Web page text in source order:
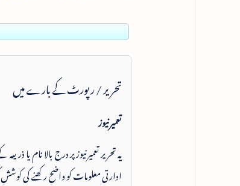
تحریر / رپورٹ کے بارے میں
تعمیرنیوز
یہ تحریر تعمیرنیوز پر درج بالا نام یا
ادارتی معلومات کو واضح رکھنے کی